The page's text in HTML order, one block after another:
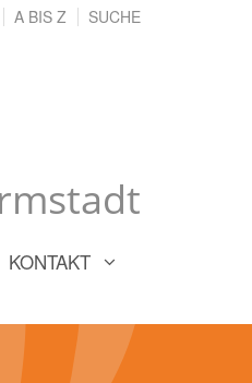
A BIS Z SUCHE
KONTAKT